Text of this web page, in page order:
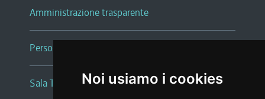
Noi usiamo i cookies
Amministrazione trasparente
Persone e Uffici
Sala Tiziano Tessitori